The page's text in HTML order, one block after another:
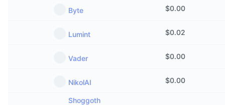
Övergripande NFT-statistik
Kommande försäljningar
Likvidationer
Finansieringsräntor
Diamantbelöningar
Lär dig och tjäna
Byte $0.00
Lumint $0.02
Vader $0.00
NikolAI $0.00
Shoggoth